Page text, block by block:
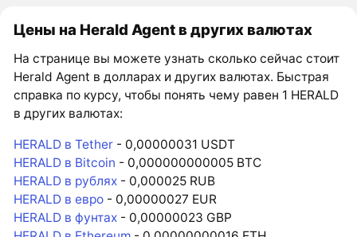
Цены на Herald Agent в других валютах
На странице вы можете узнать сколько сейчас стоит
Herald Agent в долларах и других валютах. Быстрая
справка по курсу, чтобы понять чему равен 1 HERALD
в других валютах:
HERALD в Tether - 0,00000031 USDT
HERALD в Bitcoin - 0,000000000005 BTC
HERALD в рублях - 0,000025 RUB
HERALD в евро - 0,00000027 EUR
HERALD в фунтах - 0,00000023 GBP